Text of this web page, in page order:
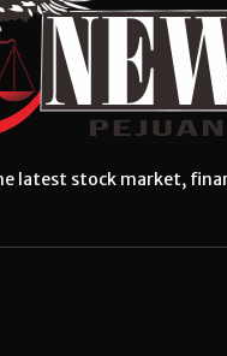
latest stock market,